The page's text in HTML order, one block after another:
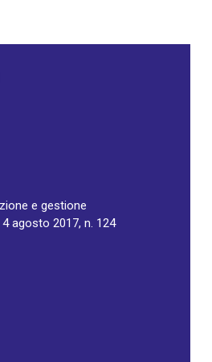
e gestione
agosto 2017, n. 124